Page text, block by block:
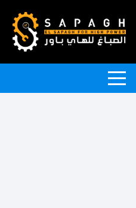
إلى
المحتوى